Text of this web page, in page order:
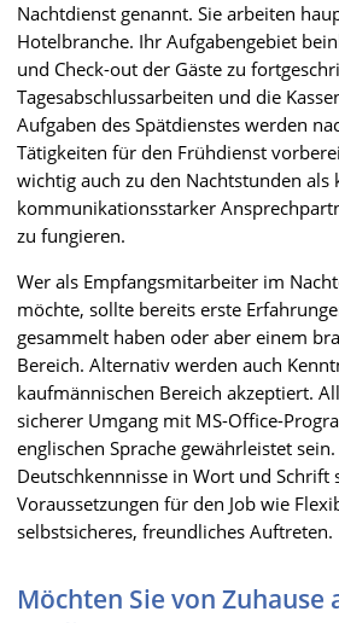
Nachtdienst genannt. Sie arbeiten
Hotelbranche. Ihr Aufgabengebiet
und Check-out der Gäste zu
Tagesabschlussarbeiten und die
Aufgaben des Spätdienstes werden
Tätigkeiten für den Frühdienst
wichtig auch zu den Nachtstunden
kommunikationsstarker
zu fungieren.
Wer als Empfangsmitarbeiter im
möchte, sollte bereits erste
gesammelt haben oder aber einem
Bereich. Alternativ werden auch
kaufmännischen Bereich akzeptiert.
sicherer Umgang mit MS-Office-
englischen Sprache gewährleistet
Deutschkennnisse in Wort und Schrift
Voraussetzungen für den Job wie
selbstsicheres, freundliches Auftreten.
Möchten Sie von Zuhause